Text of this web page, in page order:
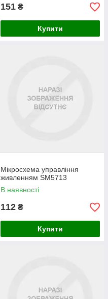
151 ₴
Купити
Мікросхема управління
живленням SM5713
В наявності
112 ₴
Купити